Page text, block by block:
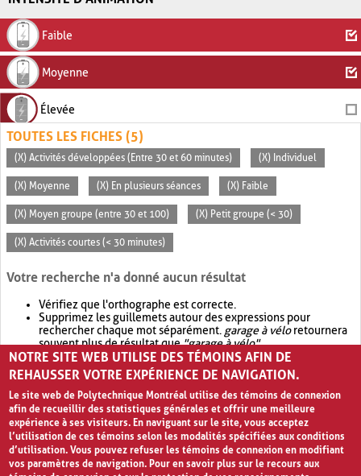
Faible
Moyenne
Élevée
TOUTES LES FICHES (5)
(X) Activités développées (Entre 30 et 60 minutes) (X) Individuel
(X) Moyenne (X) En plusieurs séances (X) Faible
(X) Moyen groupe (entre 30 et 100) (X) Petit groupe (< 30)
(X) Activités courtes (< 30 minutes)
Votre recherche n'a donné aucun résultat
Vérifiez que l'orthographe est correcte.
Supprimez les guillemets autour des expressions pour
rechercher chaque mot séparément. garage à véloretournera
souvent plus de résultat que"garage à vélo".
Envisagez d'élargir votre recherche avec OR.garage OR vélo
retournera souvent plus de résultat quegarage à vélo
NOTRE SITE WEB UTILISE DES TÉMOINS AFIN DE
REHAUSSER VOTRE EXPÉRIENCE DE NAVIGATION.
Le site web de Polytechnique Montréal utilise des témoins de connexion
afin de recueillir des statistiques générales et offrir une meilleure
expérience à ses visiteurs. En naviguant sur le site, vous acceptez
l’utilisation de ces témoins selon les modalités spécifiées aux conditions
d’utilisation. Vous pouvez refuser les témoins de connexion en modifiant
vos paramètres de navigation. Pour en savoir plus sur le recours aux